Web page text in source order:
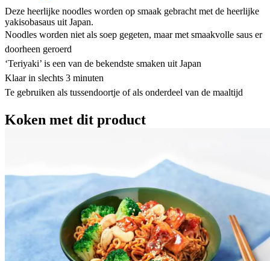
Deze heerlijke noodles worden op smaak gebracht met de heerlijke
yakisobasaus uit Japan.
Noodles worden niet als soep gegeten, maar met smaakvolle saus er
doorheen geroerd
‘Teriyaki’ is een van de bekendste smaken uit Japan
Klaar in slechts 3 minuten
Te gebruiken als tussendoortje of als onderdeel van de maaltijd
Koken met dit product